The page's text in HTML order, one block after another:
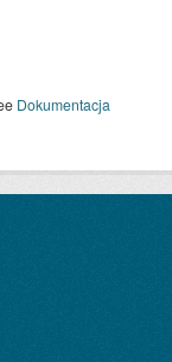
Dokumentacja